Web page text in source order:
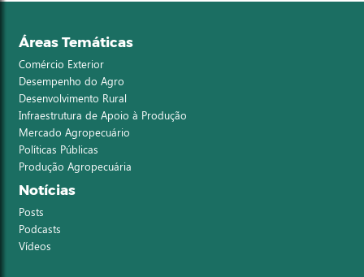
Áreas Temáticas
Comércio Exterior
Desempenho do Agro
Desenvolvimento Rural
Infraestrutura de Apoio à Produção
Mercado Agropecuário
Políticas Públicas
Produção Agropecuária
Notícias
Posts
Podcasts
Vídeos